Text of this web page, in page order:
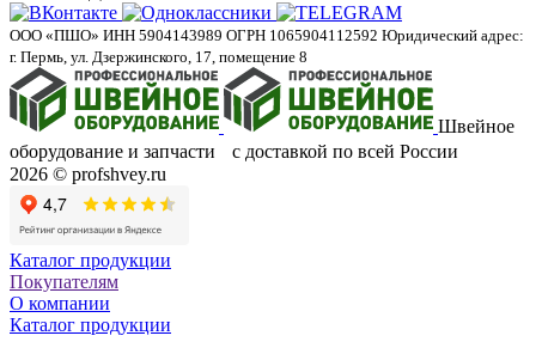
ООО «ПШО» ИНН 5904143989 ОГРН 1065904112592 Юридический адрес:
г. Пермь, ул. Дзержинского, 17, помещение 8
Швейное
оборудование и запчасти с доставкой по всей России
2026 © profshvey.ru
Каталог продукции
Покупателям
О компании
Каталог продукции